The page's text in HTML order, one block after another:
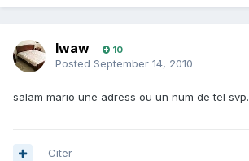
lwaw 10
Posted September 14, 2010
salam mario une adress ou un num de tel svp.
Citer